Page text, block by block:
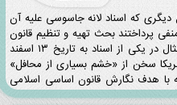
دیگری که اسناد لانه جاسوسی علیه آن
پرداختند بحث تهیه و تنظیم قانون
اساسی بود. به عنوان مثال در یکی از اسناد به تاریخ ۱۳ اسفند
آمریکا سخن از «خشم بسیاری از محافل»
هدف نگارش قانون اساسی اسلامی
است. در این سند می‌خوانیم: